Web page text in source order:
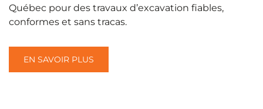
Québec pour des travaux d’excavation fiables,
conformes et sans tracas.
EN SAVOIR PLUS